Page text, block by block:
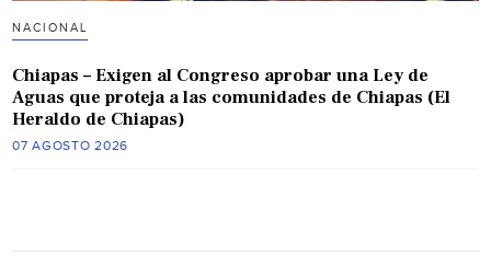
NACIONAL
Chiapas – Exigen al Congreso aprobar una Ley de
Aguas que proteja a las comunidades de Chiapas (El
Heraldo de Chiapas)
07 AGOSTO 2026